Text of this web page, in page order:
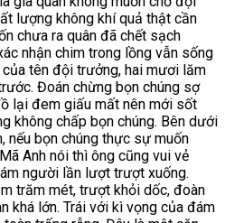
lượng không khí quả thật cần
chưa ra quân đã chết sạch
nhận chim trong lồng vẫn sống
tên đội trưởng, hai mươi lăm
Đoán chừng bọn chúng sợ
lại đem giấu mất nên mới sốt
không chấp bọn chúng. Bên dưới
nếu bọn chúng thực sự muốn
Anh nói thì ông cũng vui vẻ
người lần lượt trượt xuống.
trăm mét, trượt khỏi dốc, đoàn
khá lớn. Trái với kì vọng của đám